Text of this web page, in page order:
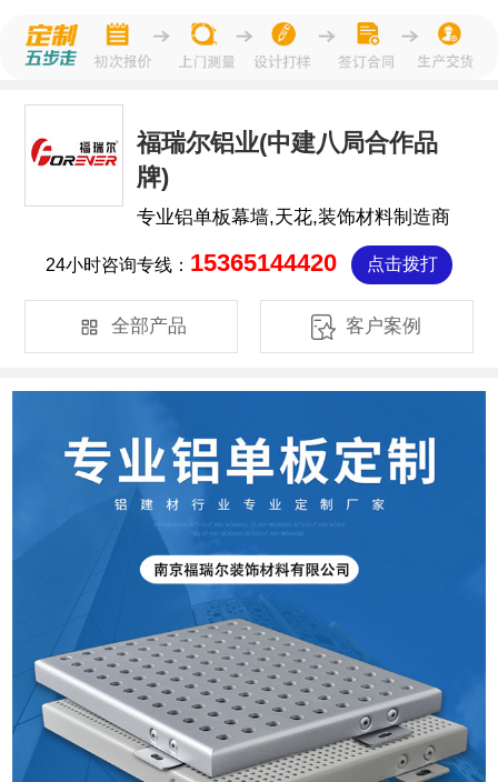
福瑞尔铝业(中建八局合作品
牌)
专业铝单板幕墙,天花,装饰材料制造商
24小时咨询专线： 15365144420 点击拨打
 全部产品  客户案例